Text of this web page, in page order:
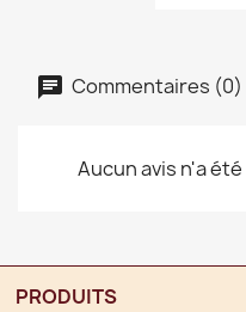
Commentaires (0)
Aucun avis n'a
PRODUITS